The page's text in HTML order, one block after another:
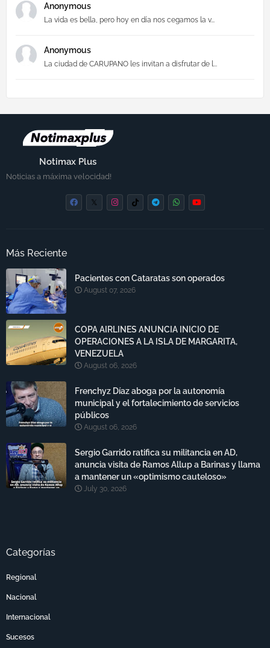
Anonymous
La vida es bella, pero hoy en día nos cegamos la v...
Anonymous
La ciudad de CARUPANO les invitan a disfrutar de l...
Notimax Plus
Noticias a máxima velocidad!
Más Reciente
Pacientes con Cataratas son operados
August 07, 2026
COPA AIRLINES ANUNCIA INICIO DE
OPERACIONES A LA ISLA DE MARGARITA,
VENEZUELA
August 06, 2026
Frenchyz Díaz aboga por la autonomía
municipal y el fortalecimiento de servicios
públicos
August 06, 2026
Sergio Garrido ratifica su militancia en AD,
anuncia visita de Ramos Allup a Barinas y llama
a mantener un «optimismo cauteloso»
July 30, 2026
Categorías
Regional
Nacional
Internacional
Sucesos